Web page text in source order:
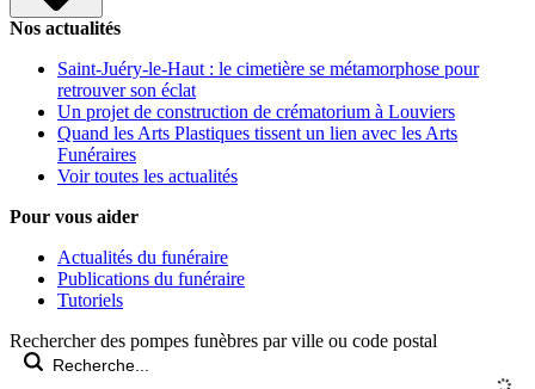
Nos actualités
Saint-Juéry-le-Haut : le cimetière se métamorphose pour
retrouver son éclat
Un projet de construction de crématorium à Louviers
Quand les Arts Plastiques tissent un lien avec les Arts
Funéraires
Voir toutes les actualités
Pour vous aider
Actualités du funéraire
Publications du funéraire
Tutoriels
Rechercher des pompes funèbres par ville ou code postal